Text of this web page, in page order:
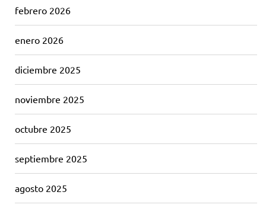
febrero 2026
enero 2026
diciembre 2025
noviembre 2025
octubre 2025
septiembre 2025
agosto 2025